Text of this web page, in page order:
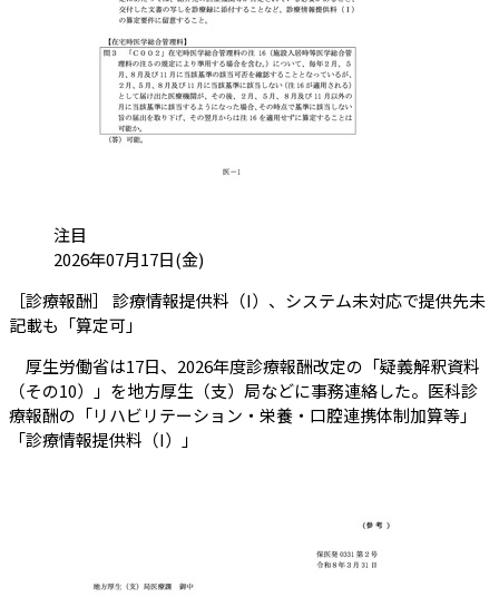
カテゴリ:
注目
投稿日:2026年07月17日(金)
［診療報酬］ 診療情報提供料（I）、システム未対応で提供先未
記載も「算定可」
厚生労働省は17日、2026年度診療報酬改定の「疑義解釈資料
（その10）」を地方厚生（支）局などに事務連絡した。医科診
療報酬の「リハビリテーション・栄養・口腔連携体制加算等」
「診療情報提供料（I）」